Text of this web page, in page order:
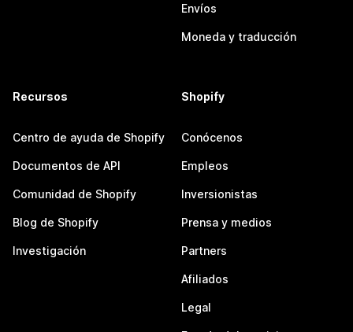
Envíos
Moneda y traducción
Recursos
Centro de ayuda de Shopify
Documentos de API
Comunidad de Shopify
Blog de Shopify
Investigación
Shopify
Conócenos
Empleos
Inversionistas
Prensa y medios
Partners
Afiliados
Legal